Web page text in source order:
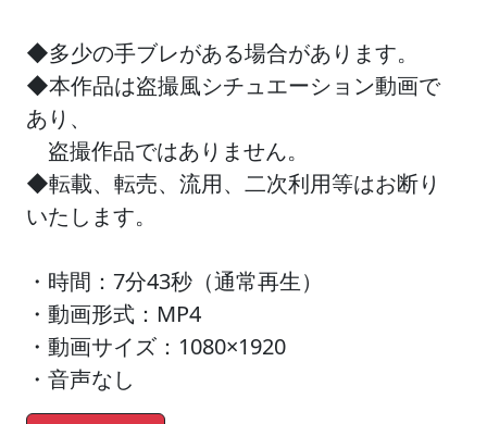
◆多少の手ブレがある場合があります。
◆本作品は盗撮風シチュエーション動画で
あり、
盗撮作品ではありません。
◆転載、転売、流用、二次利用等はお断り
いたします。
・時間：7分43秒（通常再生）
・動画形式：MP4
・動画サイズ：1080×1920
・音声なし